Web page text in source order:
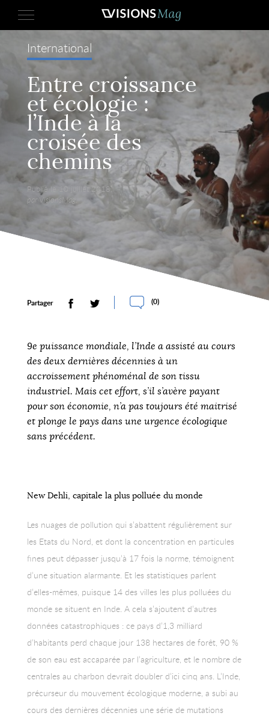
International
Entre croissance
et écologie :
l’Inde à la
croisée des
chemins
Publié le 10 juillet 2018,
par VisionsMag.
Partager (0)
9e puissance mondiale, l’Inde a assisté au cours
des deux dernières décennies à un
accroissement phénoménal de son tissu
industriel. Mais cet effort, s’il s’avère payant
pour son économie, n’a pas toujours été maitrisé
et plonge le pays dans une urgence écologique
sans précédent.
New Dehli, capitale la plus polluée du monde
Les nuages de pollution qui s’abattent régulièrement sur
les Etats du Nord, et dont la concentration en particules
fines peut dépasser jusqu’à 17 fois la norme, témoignent
d’une situation alarmante. Et les statistiques parlent
d’elles-mêmes, puisque 14 des villes les plus polluées du
monde se situent en Inde. A cela s’ajoutent d’autres
données catastrophiques : ce pays d’1,3 milliard
d’habitants perd chaque jour 138 hectares de forêt, 90 %
de son eau est accaparée par l’agriculture, et le nombre de
centrales au charbon devrait doubler d’ici cinq ans. L’Inde,
précurseur du mouvement écologique moderne, a subi au
cours des dernières décennies une série de mutations